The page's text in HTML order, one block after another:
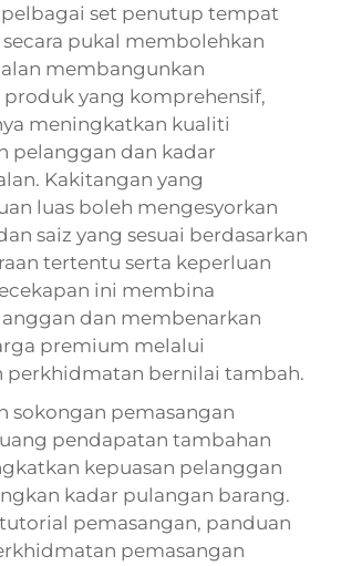
set penutup tempat
pukal membolehkan
membangunkan
yang komprehensif,
meningkatkan kualiti
pelanggan dan kadar
Kakitangan yang
luas boleh mengesyorkan
saiz yang sesuai berdasarkan
tertentu serta keperluan
ini membina
dan membenarkan
premium melalui
perkhidmatan bernilai tambah.
sokongan pemasangan
pendapatan tambahan
kepuasan pelanggan
kadar pulangan barang.
pemasangan, panduan
pemasangan